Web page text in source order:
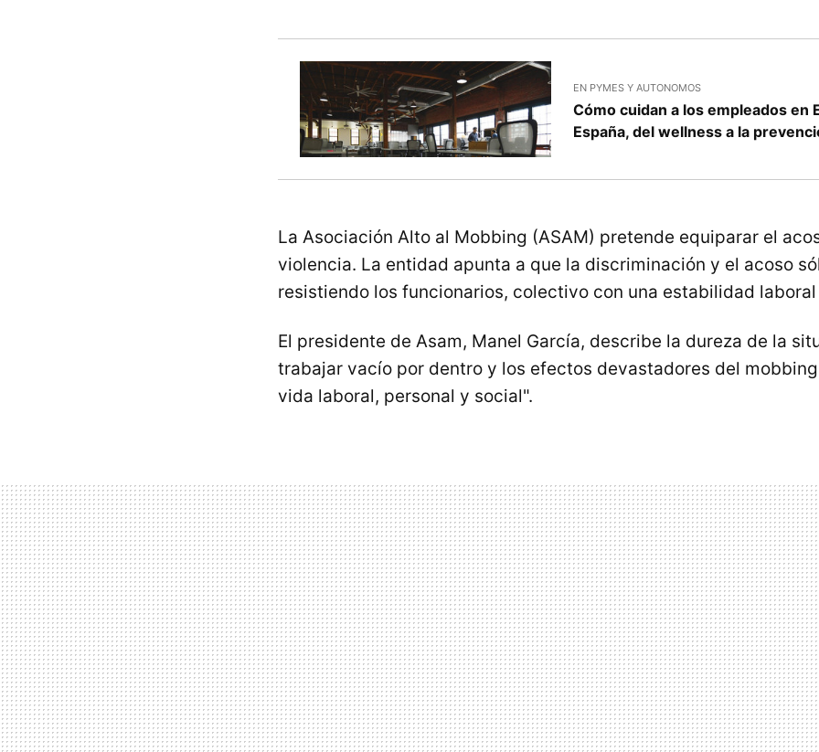
EN PYMES Y AUTONOMOS
Cómo cuidan a los empleados en
España, del wellness a la
La Asociación Alto al Mobbing (ASAM) pretende equiparar el
violencia. La entidad apunta a que la discriminación y el acoso
resistiendo los funcionarios, colectivo con una estabilidad
El presidente de Asam, Manel García, describe la dureza de la
trabajar vacío por dentro y los efectos devastadores del
vida laboral, personal y social".